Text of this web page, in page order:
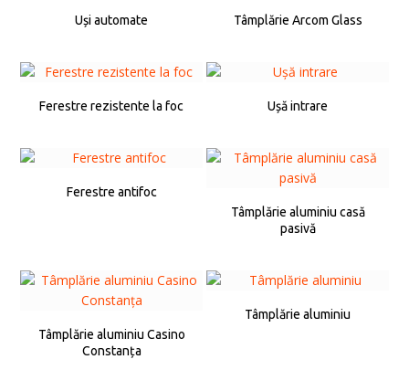
Uși automate Tâmplărie Arcom Glass
Ferestre rezistente la foc Ușă intrare
Ferestre antifoc
Tâmplărie aluminiu casă
pasivă
Tâmplărie aluminiu Casino
Constanța
Tâmplărie aluminiu